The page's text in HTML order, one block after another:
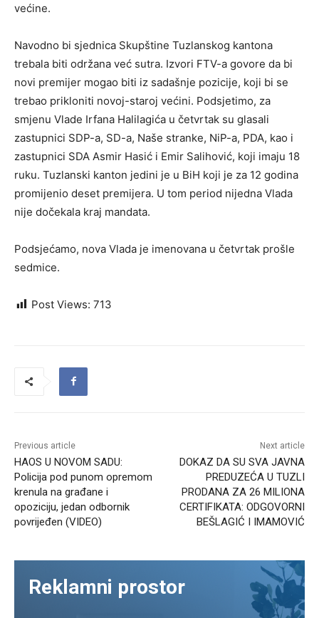
većine.
Navodno bi sjednica Skupštine Tuzlanskog kantona
trebala biti održana već sutra. Izvori FTV-a govore da bi
novi premijer mogao biti iz sadašnje pozicije, koji bi se
trebao prikloniti novoj-staroj većini. Podsjetimo, za
smjenu Vlade Irfana Halilagića u četvrtak su glasali
zastupnici SDP-a, SD-a, Naše stranke, NiP-a, PDA, kao i
zastupnici SDA Asmir Hasić i Emir Salihović, koji imaju 18
ruku. Tuzlanski kanton jedini je u BiH koji je za 12 godina
promijenio deset premijera. U tom period nijedna Vlada
nije dočekala kraj mandata.
Podsjećamo, nova Vlada je imenovana u četvrtak prošle
sedmice.
Post Views: 713
Previous article
HAOS U NOVOM SADU:
Policija pod punom opremom
krenula na građane i
opoziciju, jedan odbornik
povrijeđen (VIDEO)
Next article
DOKAZ DA SU SVA JAVNA
PREDUZEĆA U TUZLI
PRODANA ZA 26 MILIONA
CERTIFIKATA: ODGOVORNI
BEŠLAGIĆ I IMAMOVIĆ
Reklamni prostor